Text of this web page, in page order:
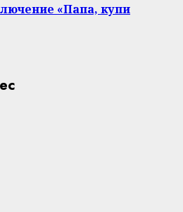
«Папа, купи